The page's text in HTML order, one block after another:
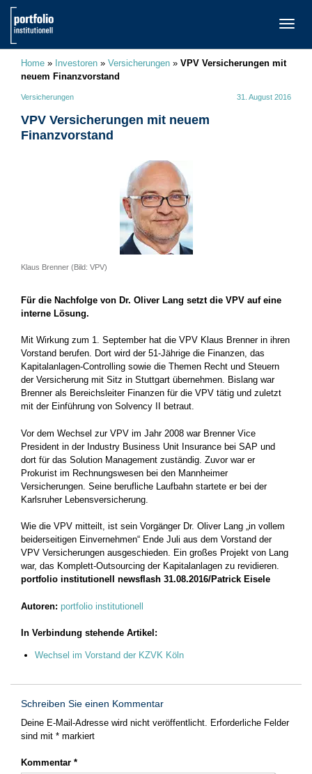
Home » Investoren » Versicherungen » VPV Versicherungen mit
neuem Finanzvorstand
Versicherungen 31. August 2016
VPV Versicherungen mit neuem
Finanzvorstand
Klaus Brenner (Bild: VPV)
Für die Nachfolge von Dr. Oliver Lang setzt die VPV auf eine
interne Lösung.
Mit Wirkung zum 1. September hat die VPV Klaus Brenner in ihren
Vorstand berufen. Dort wird der 51-Jährige die Finanzen, das
Kapitalanlagen-Controlling sowie die Themen Recht und Steuern
der Versicherung mit Sitz in Stuttgart übernehmen. Bislang war
Brenner als Bereichsleiter Finanzen für die VPV tätig und zuletzt
mit der Einführung von Solvency II betraut.
Vor dem Wechsel zur VPV im Jahr 2008 war Brenner Vice
President in der Industry Business Unit Insurance bei SAP und
dort für das Solution Management zuständig. Zuvor war er
Prokurist im Rechnungswesen bei den Mannheimer
Versicherungen. Seine berufliche Laufbahn startete er bei der
Karlsruher Lebensversicherung.
Wie die VPV mitteilt, ist sein Vorgänger Dr. Oliver Lang „in vollem
beiderseitigen Einvernehmen“ Ende Juli aus dem Vorstand der
VPV Versicherungen ausgeschieden. Ein großes Projekt von Lang
war, das Komplett-Outsourcing der Kapitalanlagen zu revidieren.
portfolio institutionell newsflash 31.08.2016/Patrick Eisele
Autoren: portfolio institutionell
In Verbindung stehende Artikel:
Wechsel im Vorstand der KZVK Köln
Schreiben Sie einen Kommentar
Deine E-Mail-Adresse wird nicht veröffentlicht. Erforderliche Felder
sind mit * markiert
Kommentar *